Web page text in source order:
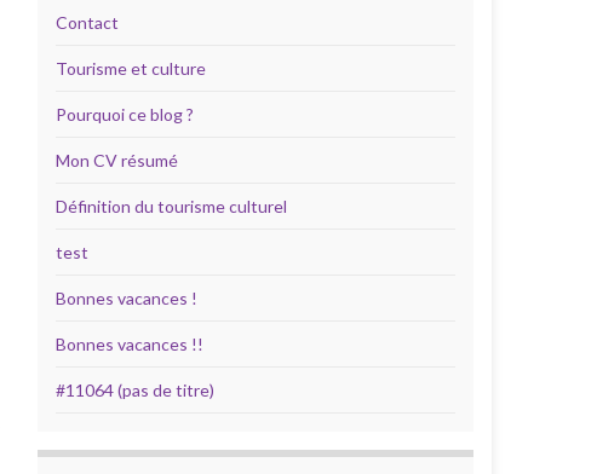
Contact
Tourisme et culture
Pourquoi ce blog ?
Mon CV résumé
Définition du tourisme culturel
test
Bonnes vacances !
Bonnes vacances !!
#11064 (pas de titre)